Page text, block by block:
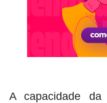
A capacidade